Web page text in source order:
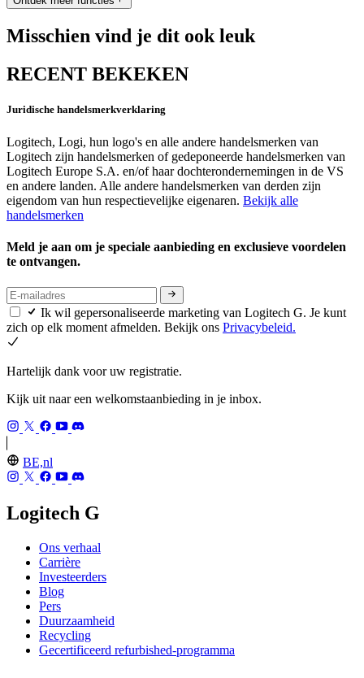
Misschien vind je dit ook leuk
RECENT BEKEKEN
Juridische handelsmerkverklaring
Logitech, Logi, hun logo's en alle andere handelsmerken van
Logitech zijn handelsmerken of gedeponeerde handelsmerken van
Logitech Europe S.A. en/of haar dochterondernemingen in de VS
en andere landen. Alle andere handelsmerken van derden zijn
eigendom van hun respectievelijke eigenaren. Bekijk alle
handelsmerken
Meld je aan om je speciale aanbieding en exclusieve voordelen
te ontvangen.
Ik wil gepersonaliseerde marketing van Logitech G. Je kunt
zich op elk moment afmelden. Bekijk ons Privacybeleid.
Hartelijk dank voor uw registratie.
Kijk uit naar een welkomstaanbieding in je inbox.
BE,nl
Logitech G
Ons verhaal
Carrière
Investeerders
Blog
Pers
Duurzaamheid
Recycling
Gecertificeerd refurbished-programma